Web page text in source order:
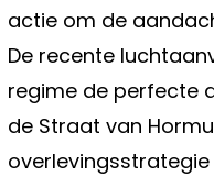
actie om de
De recente
regime de perfecte
de Straat van